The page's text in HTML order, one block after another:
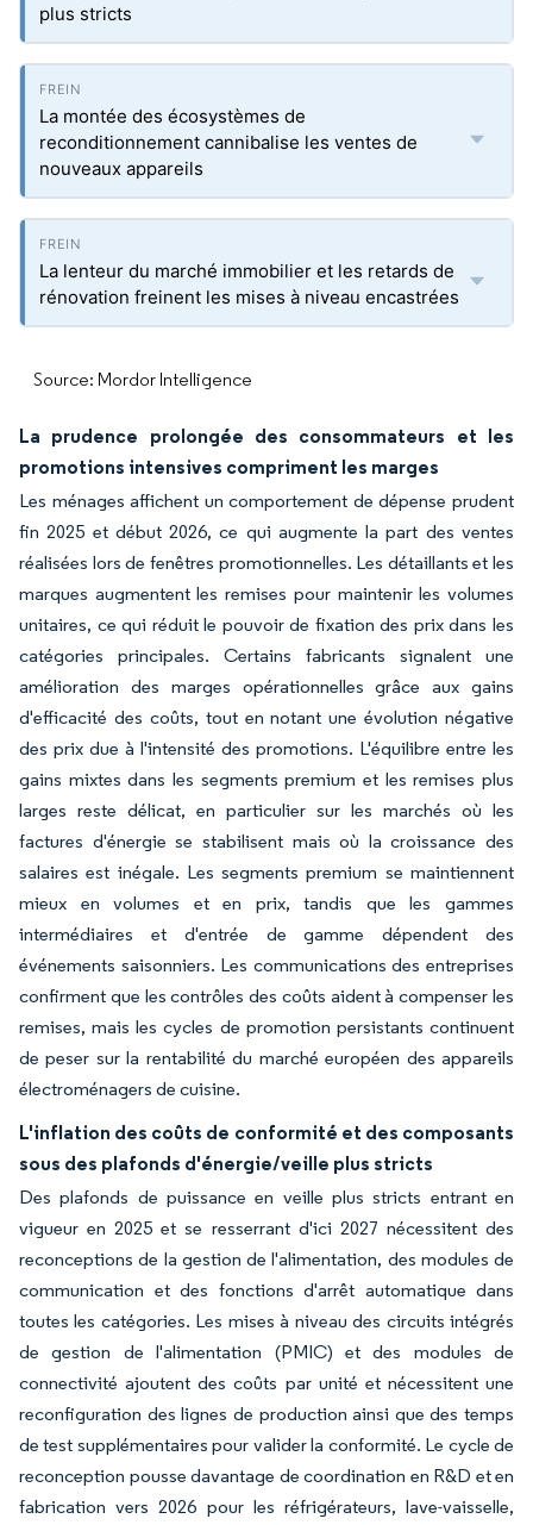
plus stricts
La montée des écosystèmes de
reconditionnement cannibalise les ventes de
nouveaux appareils
La lenteur du marché immobilier et les retards de
rénovation freinent les mises à niveau encastrées
Source: Mordor Intelligence
La prudence prolongée des consommateurs et les
promotions intensives compriment les marges
Les ménages affichent un comportement de dépense prudent
fin 2025 et début 2026, ce qui augmente la part des ventes
réalisées lors de fenêtres promotionnelles. Les détaillants et les
marques augmentent les remises pour maintenir les volumes
unitaires, ce qui réduit le pouvoir de fixation des prix dans les
catégories principales. Certains fabricants signalent une
amélioration des marges opérationnelles grâce aux gains
d'efficacité des coûts, tout en notant une évolution négative
des prix due à l'intensité des promotions. L'équilibre entre les
gains mixtes dans les segments premium et les remises plus
larges reste délicat, en particulier sur les marchés où les
factures d'énergie se stabilisent mais où la croissance des
salaires est inégale. Les segments premium se maintiennent
mieux en volumes et en prix, tandis que les gammes
intermédiaires et d'entrée de gamme dépendent des
événements saisonniers. Les communications des entreprises
confirment que les contrôles des coûts aident à compenser les
remises, mais les cycles de promotion persistants continuent
de peser sur la rentabilité du marché européen des appareils
électroménagers de cuisine.
L'inflation des coûts de conformité et des composants
sous des plafonds d'énergie/veille plus stricts
Des plafonds de puissance en veille plus stricts entrant en
vigueur en 2025 et se resserrant d'ici 2027 nécessitent des
reconceptions de la gestion de l'alimentation, des modules de
communication et des fonctions d'arrêt automatique dans
toutes les catégories. Les mises à niveau des circuits intégrés
de gestion de l'alimentation (PMIC) et des modules de
connectivité ajoutent des coûts par unité et nécessitent une
reconfiguration des lignes de production ainsi que des temps
de test supplémentaires pour valider la conformité. Le cycle de
reconception pousse davantage de coordination en R&D et en
fabrication vers 2026 pour les réfrigérateurs, lave-vaisselle,